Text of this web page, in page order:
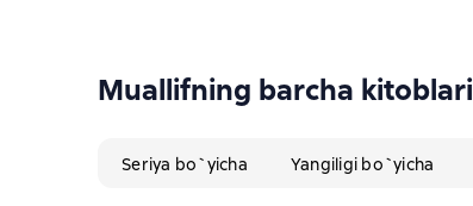
Muallifning barcha kitoblari
Seriya bo`yicha Yangiligi bo`yicha